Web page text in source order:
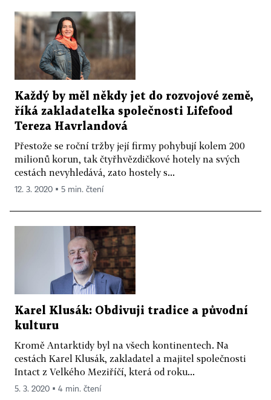
Každý by měl někdy jet do rozvojové země,
říká zakladatelka společnosti Lifefood
Tereza Havrlandová
Přestože se roční tržby její firmy pohybují kolem 200
milionů korun, tak čtyřhvězdičkové hotely na svých
cestách nevyhledává, zato hostely s...
12. 3. 2020 ▪ 5 min. čtení
Karel Klusák: Obdivuji tradice a původní
kulturu
Kromě Antarktidy byl na všech kontinentech. Na
cestách Karel Klusák, zakladatel a majitel společnosti
Intact z Velkého Meziříčí, která od roku...
5. 3. 2020 ▪ 4 min. čtení